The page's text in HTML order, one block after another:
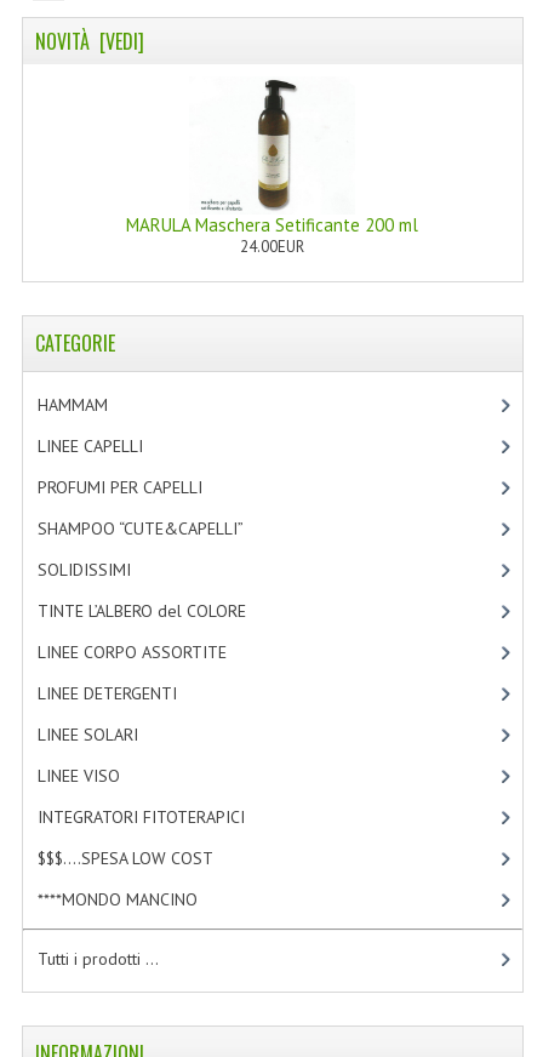
NOVITÀ [VEDI]
MARULA Maschera Setificante 200 ml
24.00EUR
CATEGORIE
HAMMAM
LINEE CAPELLI
PROFUMI PER CAPELLI
SHAMPOO “CUTE&CAPELLI”
SOLIDISSIMI
TINTE L’ALBERO del COLORE
LINEE CORPO ASSORTITE
LINEE DETERGENTI
LINEE SOLARI
LINEE VISO
INTEGRATORI FITOTERAPICI
$$$....SPESA LOW COST
****MONDO MANCINO
Tutti i prodotti ...